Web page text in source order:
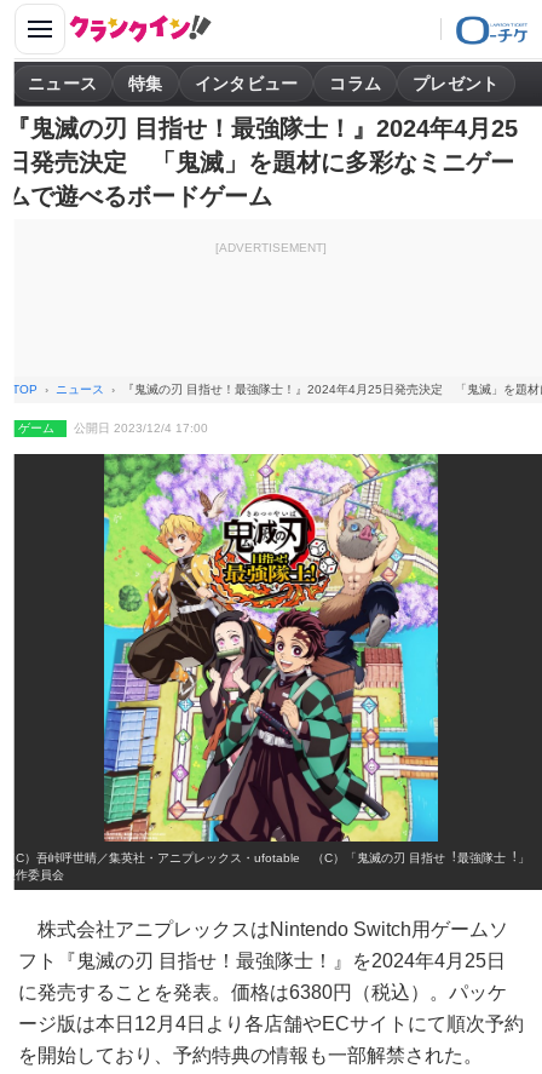
ニュース 特集 インタビュー コラム プレゼント
『鬼滅の刃 目指せ！最強隊士！』2024年4月25
日発売決定 「鬼滅」を題材に多彩なミニゲー
ムで遊べるボードゲーム
[ADVERTISEMENT]
TOP ニュース 『鬼滅の刃 目指せ！最強隊士！』2024年4月25日発売決定 「鬼滅」を題
ゲーム 公開日 2023/12/4 17:00
（C）吾峠呼世晴／集英社・アニプレックス・ufotable （C）「鬼滅の刃 目指せ︕最強隊士︕」
製作委員会
株式会社アニプレックスはNintendo Switch用ゲームソ
フト『鬼滅の刃 目指せ！最強隊士！』を2024年4月25日
に発売することを発表。価格は6380円（税込）。パッケ
ージ版は本日12月4日より各店舗やECサイトにて順次予約
を開始しており、予約特典の情報も一部解禁された。